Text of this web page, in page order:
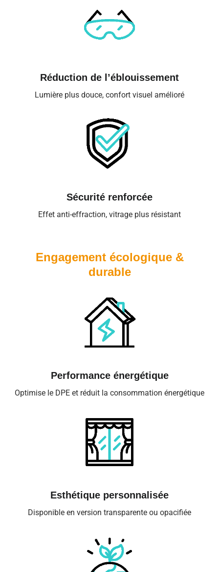
Réduction de l’éblouissement
Lumière plus douce, confort visuel amélioré
Sécurité renforcée
Effet anti-effraction, vitrage plus résistant
Engagement écologique &
durable
Performance énergétique
Optimise le DPE et réduit la consommation énergétique
Esthétique personnalisée
Disponible en version transparente ou opacifiée